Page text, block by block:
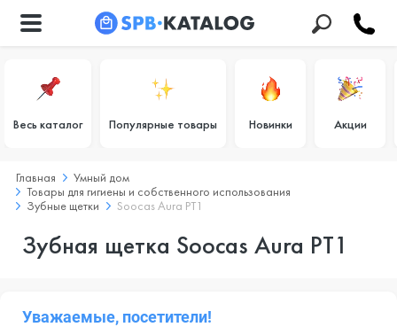
Весь каталог Популярные товары Новинки Акции
Главная
Умный дом
Товары для гигиены и собственного использования
Зубные щетки
Soocas Aura РТ1
Зубная щетка Soocas Aura РТ1
Уважаемые, посетители!